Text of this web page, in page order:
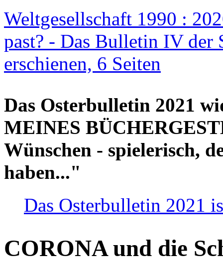
Weltgesellschaft 1990 :
past? - Das Bulletin IV der
erschienen, 6 Seiten
Das Osterbulletin 2021
MEINES
Wünschen - spielerisch,
haben..."
Das Osterbulletin 2021
CORONA und die